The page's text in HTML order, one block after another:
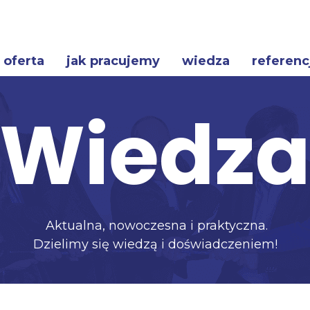
oferta jak pracujemy wiedza
Wiedza
Aktualna, nowoczesna i praktyczna.
Dzielimy się wiedzą i doświadczeniem!